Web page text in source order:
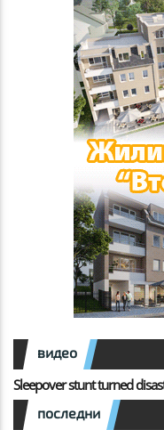
видео
Sleepover stunt turned
последни